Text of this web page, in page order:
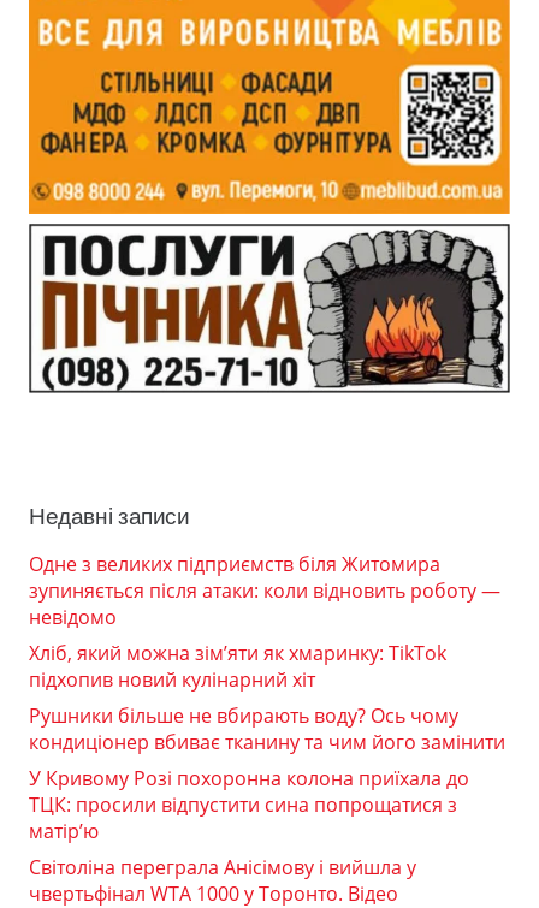
Недавні записи
Одне з великих підприємств біля Житомира
зупиняється після атаки: коли відновить роботу —
невідомо
Хліб, який можна зім’яти як хмаринку: TikTok
підхопив новий кулінарний хіт
Рушники більше не вбирають воду? Ось чому
кондиціонер вбиває тканину та чим його замінити
У Кривому Розі похоронна колона приїхала до
ТЦК: просили відпустити сина попрощатися з
матір’ю
Світоліна переграла Анісімову і вийшла у
чвертьфінал WTA 1000 у Торонто. Відео